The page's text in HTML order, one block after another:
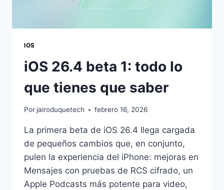
IOS
iOS 26.4 beta 1: todo lo
que tienes que saber
Por jairoduquetech febrero 16, 2026
La primera beta de iOS 26.4 llega cargada
de pequeños cambios que, en conjunto,
pulen la experiencia del iPhone: mejoras en
Mensajes con pruebas de RCS cifrado, un
Apple Podcasts más potente para video,